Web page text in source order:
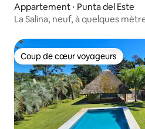
Appartement ⋅ Punta del Este
La Salina, neuf, à quelques
Coup de cœur voyageurs
Coup de cœur voyageurs